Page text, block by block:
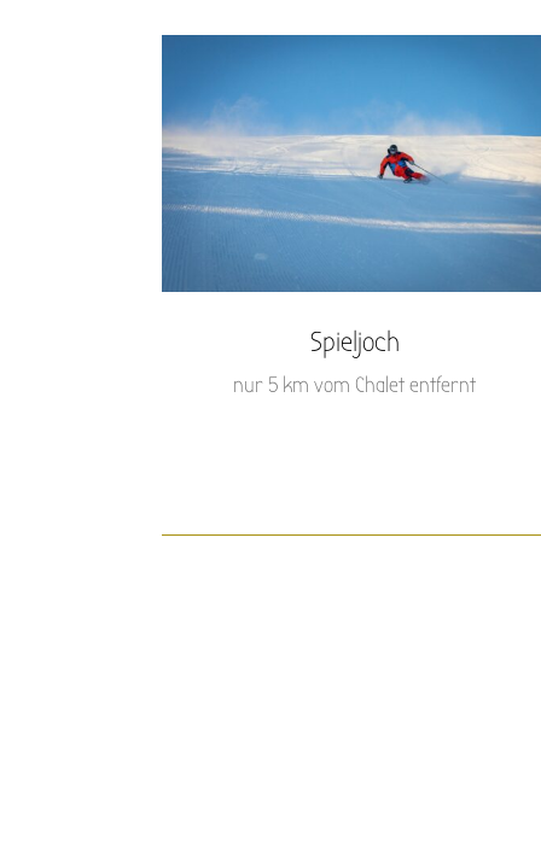
Spieljoch
nur 5 km vom Chalet entfernt